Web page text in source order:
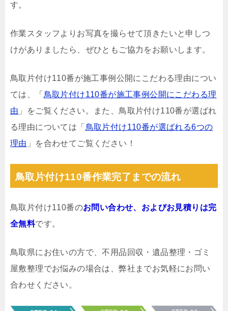
す。
作業スタッフよりお写真を撮らせて頂きたいと申しつ
けがありましたら、ぜひともご協力をお願いします。
鳥取片付け110番が施工事例公開にこだわる理由につい
ては、「 鳥取片付け110番が施工事例公開にこだわる理
由 」をご覧ください。また、鳥取片付け110番が選ばれ
る理由については「 鳥取片付け110番が選ばれる6つの
理由 」を合わせてご覧ください！
鳥取片付け110番作業完了までの流れ
鳥取片付け110番のお問い合わせ、およびお見積りは完
全無料です。
鳥取県にお住いの方で、不用品回収・遺品整理・ゴミ
屋敷整理でお悩みの場合は、弊社までお気軽にお問い
合わせください。